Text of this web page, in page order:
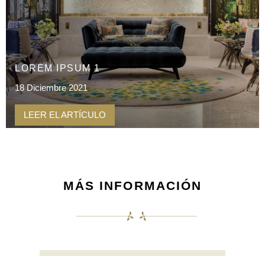
LOREM IPSUM 1
18 Diciembre 2021
LEER EL ARTÍCULO
MÁS INFORMACIÓN